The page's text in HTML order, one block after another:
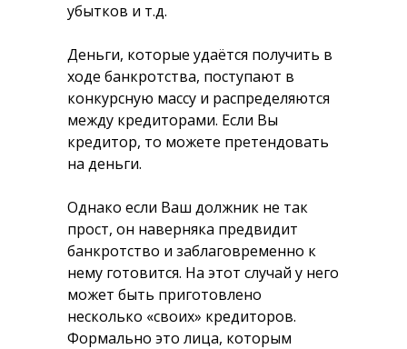
убытков и т.д.
Деньги, которые удаётся получить в
ходе банкротства, поступают в
конкурсную массу и распределяются
между кредиторами. Если Вы
кредитор, то можете претендовать
на деньги.
Однако если Ваш должник не так
прост, он наверняка предвидит
банкротство и заблаговременно к
нему готовится. На этот случай у него
может быть приготовлено
несколько «своих» кредиторов.
Формально это лица, которым